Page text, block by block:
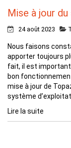
Mise à jour
24 août 2023
Nous faisons
apporter toujours
fait, il est
bon
mise à jour de
système
Lire la suite